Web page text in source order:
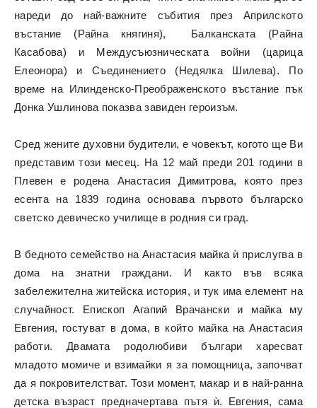
нареди до най-важните събития през Априлското
въстание (Райна княгиня), Балканската (Райна
Касабова) и Междусъюзническата войни (царица
Елеонора) и Съединението (Недялка Шилева). По
време на Илинденско-Преображенското въстание пък
Донка Ушлинова показва завиден героизъм.
Сред жените духовни будители, е човекът, когото ще Ви
представим този месец. На 12 май преди 201 години в
Плевен е родена Анастасия Димитрова, която през
есента на 1839 година основава първото българско
светско девическо училище в родния си град.
В бедното семейство на Анастасия майка ѝ прислугва в
дома на знатни граждани. И както във всяка
забележителна житейска история, и тук има елемент на
случайност. Епископ Агапий Врачански и майка му
Евгения, гостуват в дома, в който майка на Анастасия
работи. Двамата родолюбиви българи харесват
младото момиче и взимайки я за помощница, започват
да я покровителстват. Този момент, макар и в най-ранна
детска възраст предначертава пътя ѝ. Евгения, сама